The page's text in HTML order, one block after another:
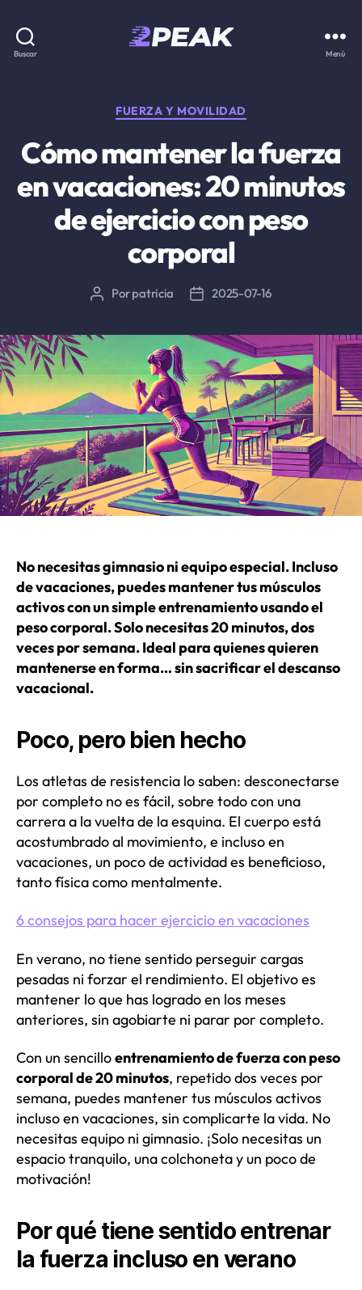
Buscar Menú
Categorías
FUERZA Y MOVILIDAD
Cómo mantener la fuerza
en vacaciones: 20 minutos
de ejercicio con peso
corporal
Autor
Porpatricia
Fecha
entrada
2025-07-16
No necesitas gimnasio ni equipo especial. Incluso
de vacaciones, puedes mantener tus músculos
activos con un simple entrenamiento usando el
peso corporal. Solo necesitas 20 minutos, dos
veces por semana. Ideal para quienes quieren
mantenerse en forma… sin sacrificar el descanso
vacacional.
Poco, pero bien hecho
Los atletas de resistencia lo saben: desconectarse
por completo no es fácil, sobre todo con una
carrera a la vuelta de la esquina. El cuerpo está
acostumbrado al movimiento, e incluso en
vacaciones, un poco de actividad es beneficioso,
tanto física como mentalmente.
6 consejos para hacer ejercicio en vacaciones
En verano, no tiene sentido perseguir cargas
pesadas ni forzar el rendimiento. El objetivo es
mantener lo que has logrado en los meses
anteriores, sin agobiarte ni parar por completo.
Con un sencilloentrenamiento de fuerza con peso
corporal de 20 minutos, repetido dos veces por
semana, puedes mantener tus músculos activos
incluso en vacaciones, sin complicarte la vida. No
necesitas equipo ni gimnasio. ¡Solo necesitas un
espacio tranquilo, una colchoneta y un poco de
motivación!
Por qué tiene sentido entrenar
la fuerza incluso en verano